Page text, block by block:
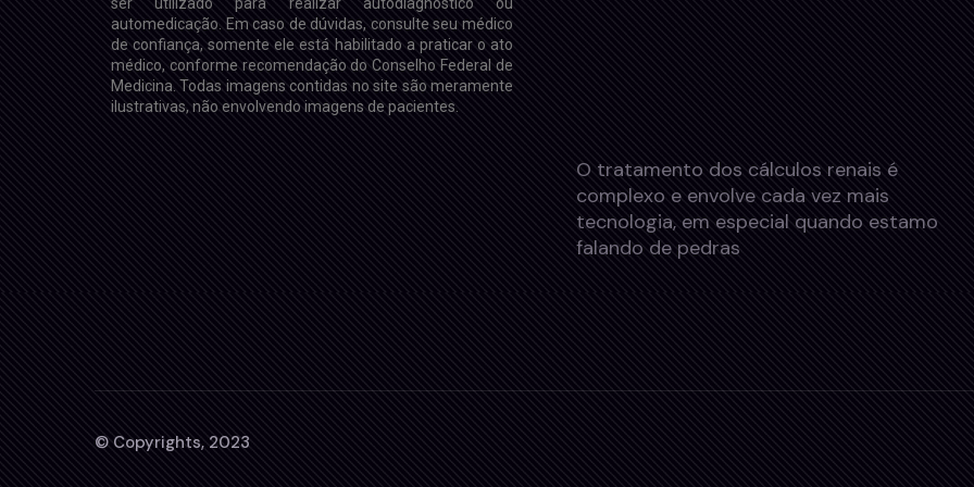
ser utilizado para realizar autodiagnóstico ou
automedicação. Em caso de dúvidas, consulte seu médico
de confiança, somente ele está habilitado a praticar o ato
médico, conforme recomendação do Conselho Federal de
Medicina. Todas imagens contidas no site são meramente
ilustrativas, não envolvendo imagens de pacientes.
Giovanna, há 1 mês você nasceu e
transformou a vida de todos que te
esperavam, em especial do papai e
O tratamento dos cálculos renais é
complexo e envolve cada vez mais
tecnologia, em especial quando estamos
falando de pedras
© Copyrights, 2023